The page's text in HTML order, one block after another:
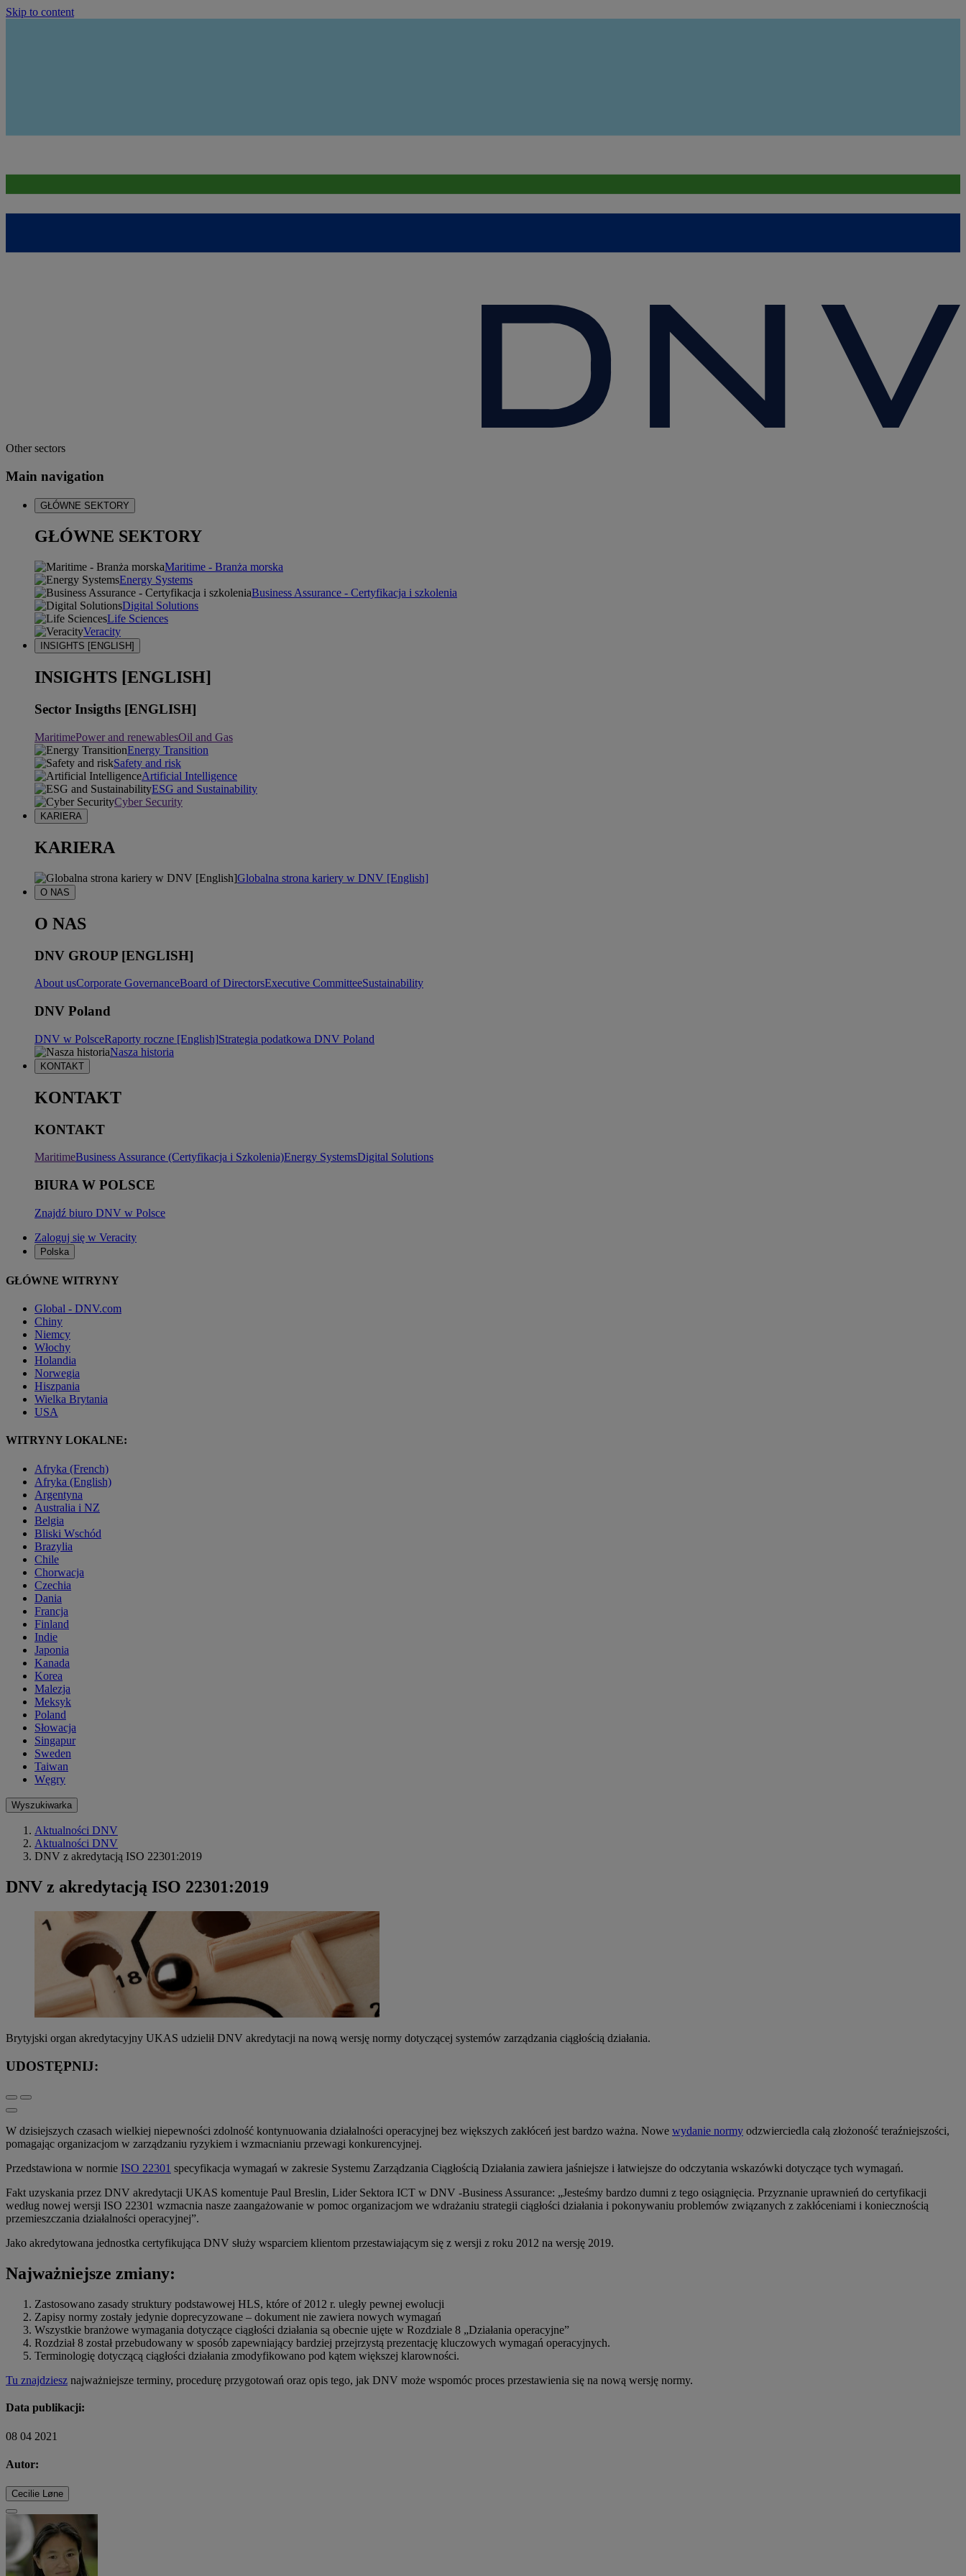
Skip to content
Other sectors
Main navigation
GŁÓWNE SEKTORY
GŁÓWNE SEKTORY
Maritime - Branża morska
Energy Systems
Business Assurance - Certyfikacja i szkolenia
Digital Solutions
Life Sciences
Veracity
INSIGHTS [ENGLISH]
INSIGHTS [ENGLISH]
Sector Insigths [ENGLISH]
MaritimePower and renewablesOil and Gas
Energy Transition
Safety and risk
Artificial Intelligence
ESG and Sustainability
Cyber Security
KARIERA
KARIERA
Globalna strona kariery w DNV [English]
O NAS
O NAS
DNV GROUP [ENGLISH]
About usCorporate GovernanceBoard of DirectorsExecutive CommitteeSustainability
DNV Poland
DNV w PolsceRaporty roczne [English]Strategia podatkowa DNV Poland
Nasza historia
KONTAKT
KONTAKT
KONTAKT
MaritimeBusiness Assurance (Certyfikacja i Szkolenia)Energy SystemsDigital Solutions
BIURA W POLSCE
Znajdź biuro DNV w Polsce
Zaloguj się w Veracity
Polska
GŁÓWNE WITRYNY
Global - DNV.com
Chiny
Niemcy
Włochy
Holandia
Norwegia
Hiszpania
Wielka Brytania
USA
WITRYNY LOKALNE:
Afryka (French)
Afryka (English)
Argentyna
Australia i NZ
Belgia
Bliski Wschód
Brazylia
Chile
Chorwacja
Czechia
Dania
Francja
Finland
Indie
Japonia
Kanada
Korea
Malezja
Meksyk
Poland
Słowacja
Singapur
Sweden
Taiwan
Węgry
Wyszukiwarka
Aktualności DNV
Aktualności DNV
DNV z akredytacją ISO 22301:2019
DNV z akredytacją ISO 22301:2019
Brytyjski organ akredytacyjny UKAS udzielił DNV akredytacji na nową wersję normy dotyczącej systemów zarządzania ciągłością działania.
UDOSTĘPNIJ:
W dzisiejszych czasach wielkiej niepewności zdolność kontynuowania działalności operacyjnej bez większych zakłóceń jest bardzo ważna. Nowe wydanie normy odzwierciedla całą złożoność teraźniejszości,
pomagając organizacjom w zarządzaniu ryzykiem i wzmacnianiu przewagi konkurencyjnej.
Przedstawiona w normie ISO 22301 specyfikacja wymagań w zakresie Systemu Zarządzania Ciągłością Działania zawiera jaśniejsze i łatwiejsze do odczytania wskazówki dotyczące tych wymagań.
Fakt uzyskania przez DNV akredytacji UKAS komentuje Paul Breslin, Lider Sektora ICT w DNV -Business Assurance: „Jesteśmy bardzo dumni z tego osiągnięcia. Przyznanie uprawnień do certyfikacji
według nowej wersji ISO 22301 wzmacnia nasze zaangażowanie w pomoc organizacjom we wdrażaniu strategii ciągłości działania i pokonywaniu problemów związanych z zakłóceniami i koniecznością
przemieszczania działalności operacyjnej”.
Jako akredytowana jednostka certyfikująca DNV służy wsparciem klientom przestawiającym się z wersji z roku 2012 na wersję 2019.
Najważniejsze zmiany:
Zastosowano zasady struktury podstawowej HLS, które of 2012 r. uległy pewnej ewolucji
Zapisy normy zostały jedynie doprecyzowane – dokument nie zawiera nowych wymagań
Wszystkie branżowe wymagania dotyczące ciągłości działania są obecnie ujęte w Rozdziale 8 „Działania operacyjne”
Rozdział 8 został przebudowany w sposób zapewniający bardziej przejrzystą prezentację kluczowych wymagań operacyjnych.
Terminologię dotyczącą ciągłości działania zmodyfikowano pod kątem większej klarowności.
Tu znajdziesz najważniejsze terminy, procedurę przygotowań oraz opis tego, jak DNV może wspomóc proces przestawienia się na nową wersję normy.
Data publikacji:
08 04 2021
Autor:
Cecilie Løne